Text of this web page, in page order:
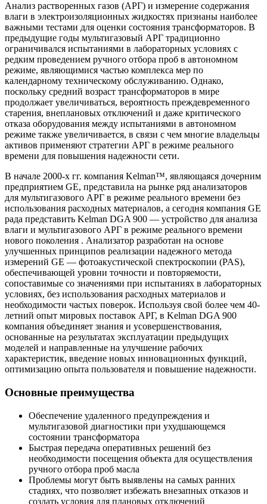
Анализ растворенных газов (АРГ) и измерение содержания
влаги в электроизоляционных жидкостях признаны наиболее
важными тестами для оценки состояния трансформаторов. В
предыдущие годы мультигазовый АРГ традиционно
ограничивался испытаниями в лабораторных условиях с
редким проведением ручного отбора проб в автономном
режиме, являющимися частью комплекса мер по
календарному техническому обслуживанию. Однако,
поскольку средний возраст трансформаторов в мире
продолжает увеличиваться, вероятность преждевременного
старения, внеплановых отключений и даже критического
отказа оборудования между испытаниями в автономном
режиме также увеличивается, в связи с чем многие владельцы
активов применяют стратегии АРГ в режиме реального
времени для повышения надежности сети.
В начале 2000-х гг. компания Kelman™, являющаяся дочерним
предприятием GE, представила на рынке ряд анализаторов
для мультигазового АРГ в режиме реального времени без
использования расходных материалов, а сегодня компания GE
рада представить Kelman DGA 900 — устройство для анализа
влаги и мультигазового АРГ в режиме реального времени
нового поколения . Анализатор разработан на основе
улучшенных принципов реализации надежного метода
измерений GE — фотоакустической спектроскопии (PAS),
обеспечивающей уровни точности и повторяемости,
сопоставимые со значениями при испытаниях в лабораторных
условиях, без использования расходных материалов и
необходимости частых поверок. Используя свой более чем 40-
летний опыт мировых поставок АРГ, в Kelman DGA 900
компания объединяет знания и усовершенствования,
основанные на результатах эксплуатации предыдущих
моделей и направленные на улучшение рабочих
характеристик, введение новых инновационных функций,
оптимизацию опыта пользователя и повышение надежности.
Основные преимущества
Обеспечение удаленного предупреждения и
мультигазовой диагностики при ухудшающемся
состоянии трансформатора
Быстрая передача оперативных решений без
необходимости посещения объекта для осуществления
ручного отбора проб масла
Проблемы могут быть выявлены на самых ранних
стадиях, что позволяет избежать внезапных отказов и
создать условия для плановых отключений